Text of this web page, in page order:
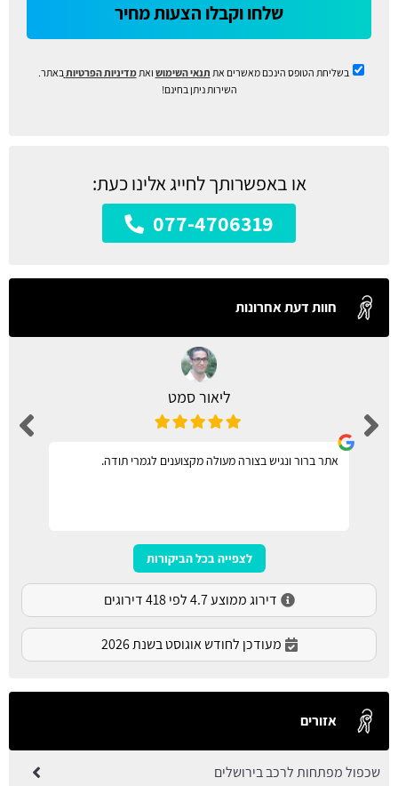
שלחו וקבלו הצעות מחיר
בשליחת הטופס הינכם מאשרים את תנאי השימוש ואתמדיניות הפרטיות באתר.
השירות ניתן בחינם!
או באפשרותך לחייג אלינו כעת:
077-4706319
חוות דעת אחרונות
ליאור סמט
אתר ברור ונגיש בצורה מעולה מקצוענים לגמרי תודה.
לצפייה בכל הביקורות
דירוג ממוצע 4.7 לפי 418 דירוגים
מעודכן לחודש אוגוסט בשנת 2026
אזורים
שכפול מפתחות לרכב בירושלים